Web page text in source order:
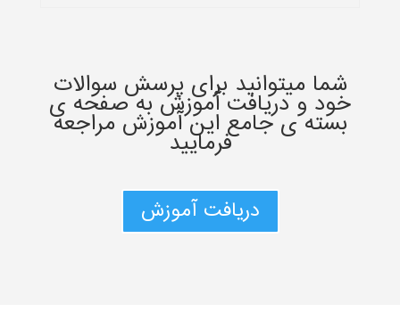
شما میتوانید برای پرسش سوالات
خود و دریافت آموزش به صفحه ی
بسته ی جامع این آموزش مراجعه
فرمایید
دریافت آموزش